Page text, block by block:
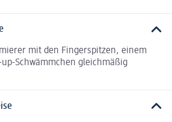
mit den Fingerspitzen, einem
Schwämmchen gleichmäßig